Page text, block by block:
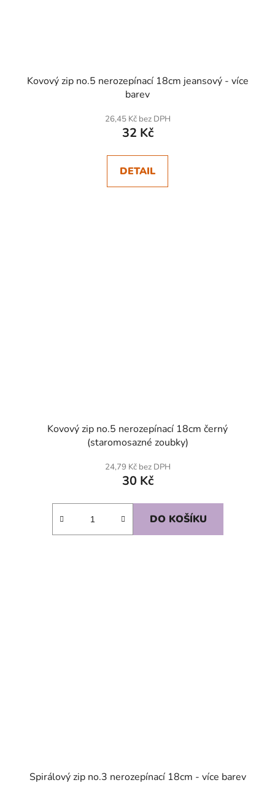
Kovový zip no.5 nerozepínací 18cm jeansový - více
barev
26,45 Kč bez DPH
32 Kč
DETAIL
Kovový zip no.5 nerozepínací 18cm černý
(staromosazné zoubky)
24,79 Kč bez DPH
30 Kč
DO KOŠÍKU
Spirálový zip no.3 nerozepínací 18cm - více barev